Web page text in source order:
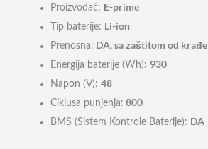
Proizvođač: E-prime
Tip baterije: Li-ion
Prenosna: DA, sa zaštitom od krađe
Energija baterije (Wh): 930
Napon (V):48
Ciklusa punjenja: 800
BMS (Sistem Kontrole Baterije): DA